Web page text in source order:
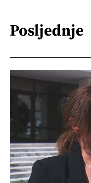
Posljednje